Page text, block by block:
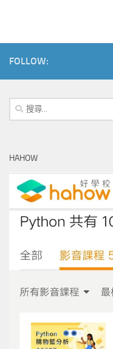
FOLLOW:
搜
尋
字:
HAHOW